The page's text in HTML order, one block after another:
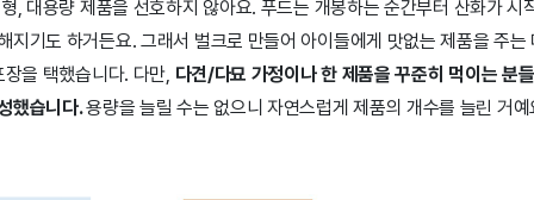
, 대용량 제품을 선호하지 않아요. 푸드는 개봉하는 순간부터 산화가 시
지기도 하거든요. 그래서 벌크로 만들어 아이들에게 맛없는 제품을 주
을 택했습니다. 다만, 다견/다묘 가정이나 한 제품을 꾸준히 먹이는 분
했습니다.용량을 늘릴 수는 없으니 자연스럽게 제품의 개수를 늘린 거